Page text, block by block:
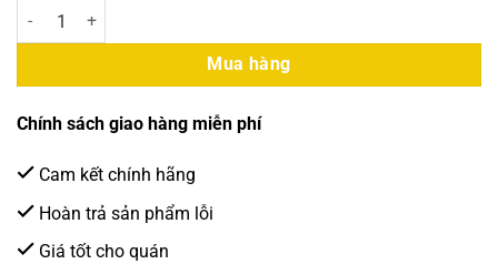
Davinci Syrup Chanh Leo 750ml (12 Chai/Thùng) số lượng
Mua hàng
Chính sách giao hàng miễn phí
Cam kết chính hãng
Hoàn trả sản phẩm lỗi
Giá tốt cho quán